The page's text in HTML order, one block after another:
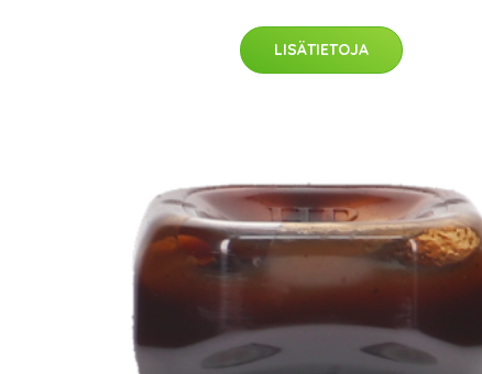
LISÄTIETOJA